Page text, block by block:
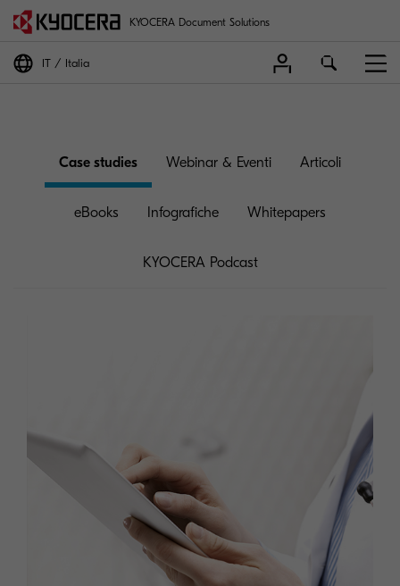
KYOCERA Document Solutions
IT Italia
Case studies Webinar & Eventi Articoli
eBooks Infografiche Whitepapers
KYOCERA Podcast